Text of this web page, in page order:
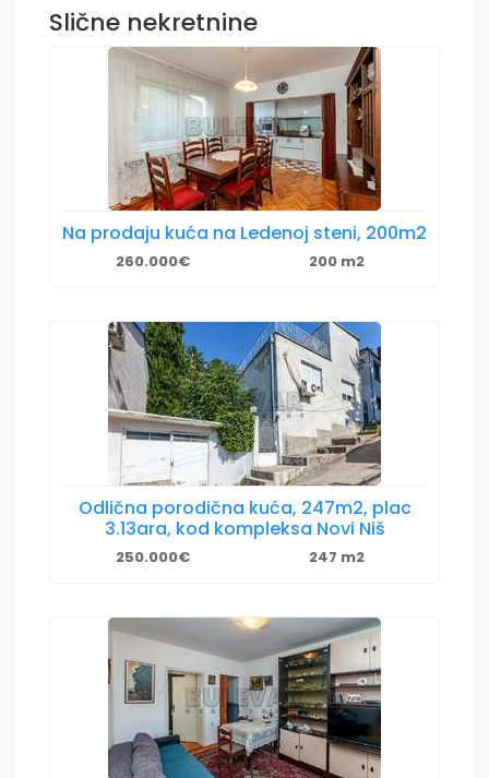
Slične nekretnine
Na prodaju kuća na Ledenoj steni, 200m2
260.000€ 200 m2
Odlična porodična kuća, 247m2, plac
3.13ara, kod kompleksa Novi Niš
250.000€ 247 m2